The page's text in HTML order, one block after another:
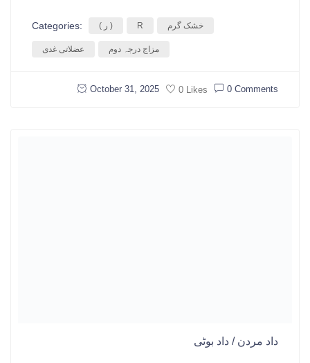
Categories: ( ر ) R خشک گرم
عضلاتی غدی مزاج درجہ دوم
October 31, 2025 0 Likes 0 Comments
داد مردن / داد بوٹی